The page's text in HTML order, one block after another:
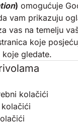
) omogućuje
vam prikazuju
vas na temelju
koje
gledate.
kolačići
kolačići